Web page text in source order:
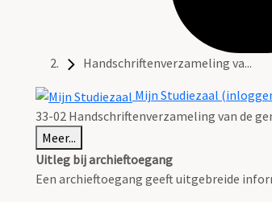
Handschriftenverzameling va...
Mijn Studiezaal
33-02 Handschriftenverzameling van de
Meer...
Uitleg bij archieftoegang
Een archieftoegang geeft uitgebreide